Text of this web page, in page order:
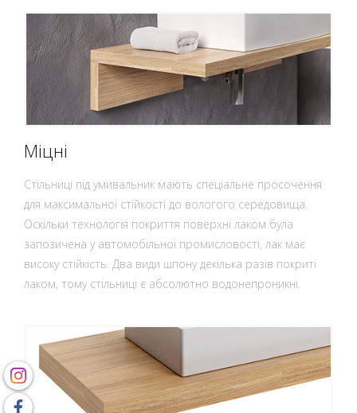
Міцні
Стільниці під умивальник мають спеціальне просочення
для максимальної стійкості до вологого середовища.
Оскільки технологія покриття поверхні лаком була
запозичена у автомобільної промисловості, лак має
високу стійкість. Два види шпону декілька разів покриті
лаком, тому стільниці є абсолютно водонепроникні.